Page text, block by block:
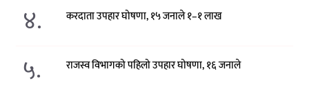
४. करदाता उपहार घोषणा, १५ जनाले १–१ लाख
५. राजस्व विभागको पहिलो उपहार घोषणा, १६ जनाले